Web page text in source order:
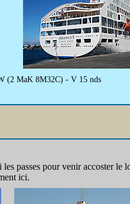
(2 MaK 8M32C) - V 15 nds
les passes pour venir accoster le
ici.